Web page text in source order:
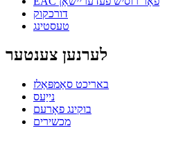
דורכקוק
טעסטינג
לערנען צענטער
באריכט סאַמפּאַלז
נייַעס
בוקינג פאָרעם
מכשירים